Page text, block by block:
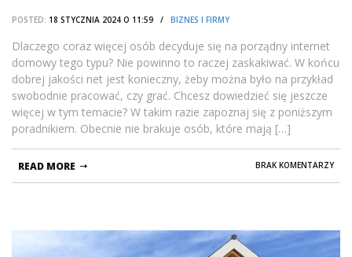
POSTED: 18 STYCZNIA 2024 O 11:59 / BIZNES I FIRMY
Dlaczego coraz więcej osób decyduje się na porządny internet
domowy tego typu? Nie powinno to raczej zaskakiwać. W końcu
dobrej jakości net jest konieczny, żeby można było na przykład
swobodnie pracować, czy grać. Chcesz dowiedzieć się jeszcze
więcej w tym temacie? W takim razie zapoznaj się z poniższym
poradnikiem. Obecnie nie brakuje osób, które mają […]
BRAK KOMENTARZY
READ MORE